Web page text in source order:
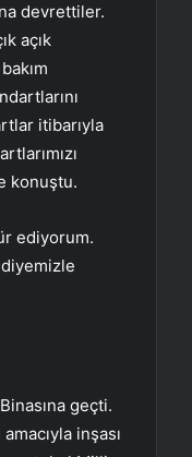
devrettiler.
açık
itibarıyla
konuştu.
ediyorum.
geçti.
inşası